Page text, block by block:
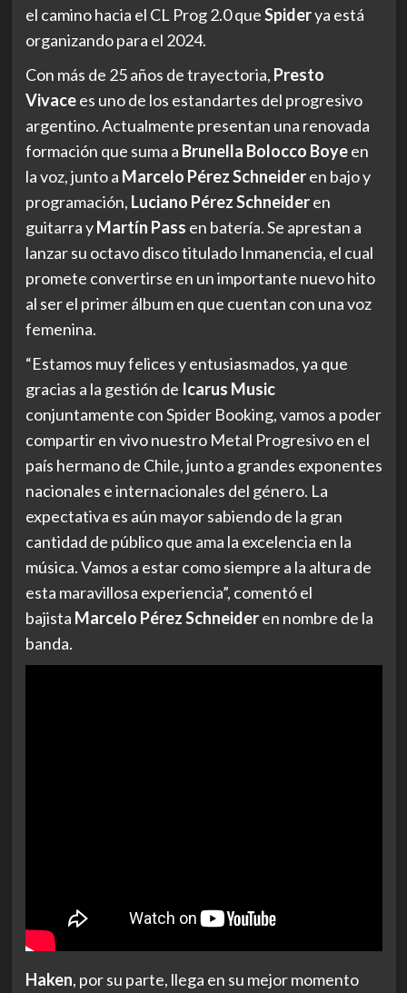
el camino hacia el CL Prog 2.0 queSpiderya está
organizando para el 2024.
Con más de 25 años de trayectoria, Presto
Vivacees uno de los estandartes del progresivo
argentino. Actualmente presentan una renovada
formación que suma a Brunella Bolocco Boyeen
la voz, junto a Marcelo Pérez Schneideren bajo y
programación, Luciano Pérez Schneideren
guitarra yMartín Pass en batería. Se aprestan a
lanzar su octavo disco titulado Inmanencia, el cual
promete convertirse en un importante nuevo hito
al ser el primer álbum en que cuentan con una voz
femenina.
“Estamos muy felices y entusiasmados, ya que
gracias a la gestión de Icarus Music
conjuntamente con Spider Booking, vamos a poder
compartir en vivo nuestro Metal Progresivo en el
país hermano de Chile, junto a grandes exponentes
nacionales e internacionales del género. La
expectativa es aún mayor sabiendo de la gran
cantidad de público que ama la excelencia en la
música. Vamos a estar como siempre a la altura de
esta maravillosa experiencia”, comentó el
bajista Marcelo Pérez Schneideren nombre de la
banda.
Haken, por su parte, llega en su mejor momento